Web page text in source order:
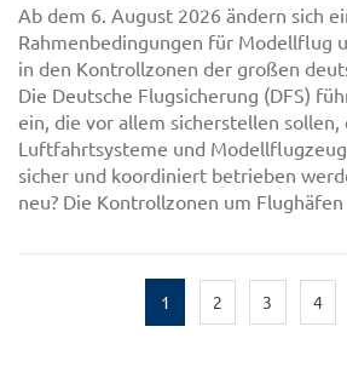
Ab dem 6. August 2026 ändern sich
Rahmenbedingungen für Modellflug
in den Kontrollzonen der großen
Die Deutsche Flugsicherung (DFS)
ein, die vor allem sicherstellen sollen,
Luftfahrtsysteme und
sicher und koordiniert betrieben
neu? Die Kontrollzonen um Flughäfen
1 2 3 4